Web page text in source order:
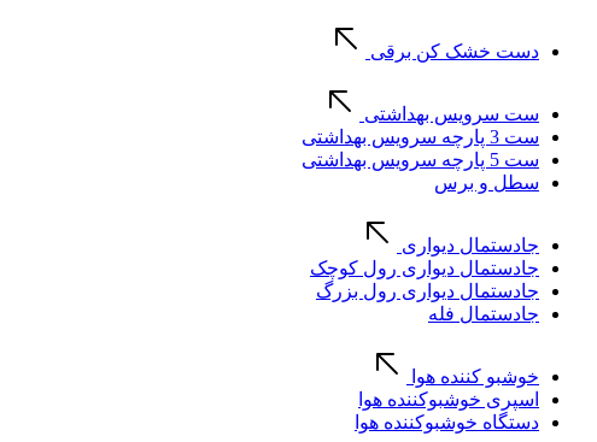
دست خشک کن برقی
ست سرویس بهداشتی
ست 3 پارچه سرویس بهداشتی
ست 5 پارچه سرویس بهداشتی
سطل و برس
جادستمال دیواری
جادستمال دیواری رول کوچک
جادستمال دیواری رول بزرگ
جادستمال فله
خوشبو کننده هوا
اسپری خوشبوکننده هوا
دستگاه خوشبوکننده هوا